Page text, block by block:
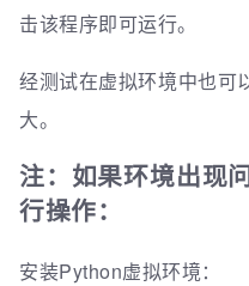
击该程序即可运行。
经测试在虚拟环境中也可
大。
注：如果环境出现
行操作：
安装Python虚拟环境：